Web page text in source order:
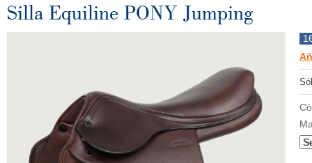
Silla Equiline PONY Jumping